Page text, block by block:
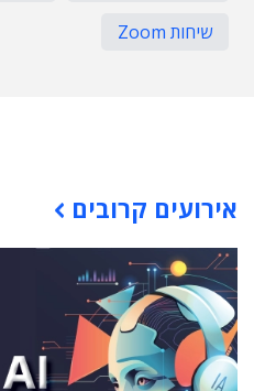
שיחות Zoom
אירועים קרובים